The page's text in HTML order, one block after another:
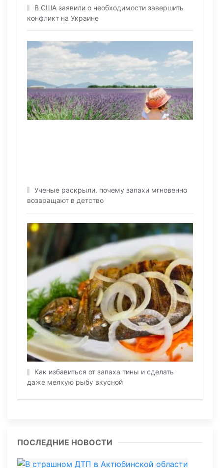
В США заявили о необходимости завершить
конфликт на Украине
Ученые раскрыли, почему запахи мгновенно
возвращают в детство
Как избавиться от запаха тины и сделать
даже мелкую рыбу вкусной
ПОСЛЕДНИЕ НОВОСТИ